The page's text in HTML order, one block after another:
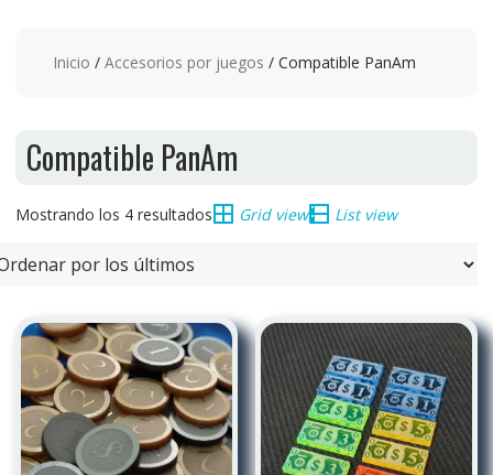
Inicio / Accesorios por juegos / Compatible PanAm
Compatible PanAm
Mostrando los 4 resultadosOrdenado
Grid view List view